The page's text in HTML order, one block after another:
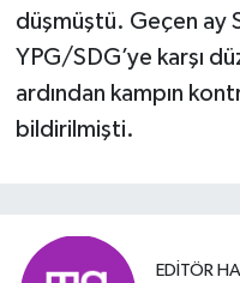
düşmüştü. Geçen ay
YPG/SDG’ye karşı
ardından kampın
bildirilmişti.
EDITÖR